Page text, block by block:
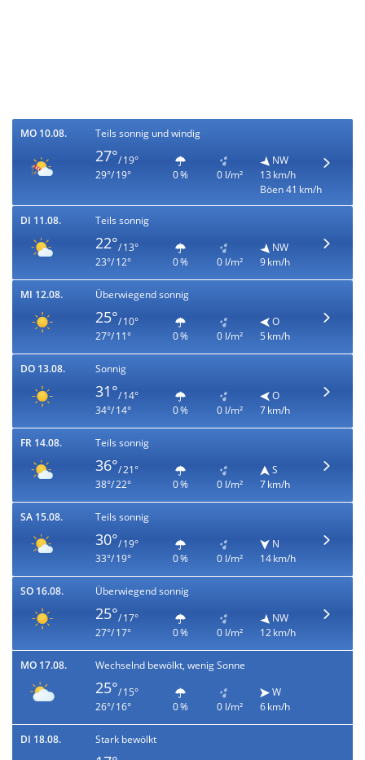
MO 10.08. Teils sonnig und windig
27°/ 19°
29°/ 19°
0 % 0 l/m²
NW
13 km/h
Böen 41 km/h
DI 11.08. Teils sonnig
22°/ 13°
23°/ 12°
0 % 0 l/m²
NW
9 km/h
MI 12.08. Überwiegend sonnig
25°/ 10°
27°/ 11°
0 % 0 l/m²
O
5 km/h
DO 13.08. Sonnig
31°/ 14°
34°/ 14°
0 % 0 l/m²
O
7 km/h
FR 14.08. Teils sonnig
36°/ 21°
38°/ 22°
0 % 0 l/m²
S
7 km/h
SA 15.08. Teils sonnig
30°/ 19°
33°/ 19°
0 % 0 l/m²
N
14 km/h
SO 16.08. Überwiegend sonnig
25°/ 17°
27°/ 17°
0 % 0 l/m²
NW
12 km/h
MO 17.08. Wechselnd bewölkt, wenig Sonne
25°/ 15°
26°/ 16°
0 % 0 l/m²
W
6 km/h
DI 18.08. Stark bewölkt